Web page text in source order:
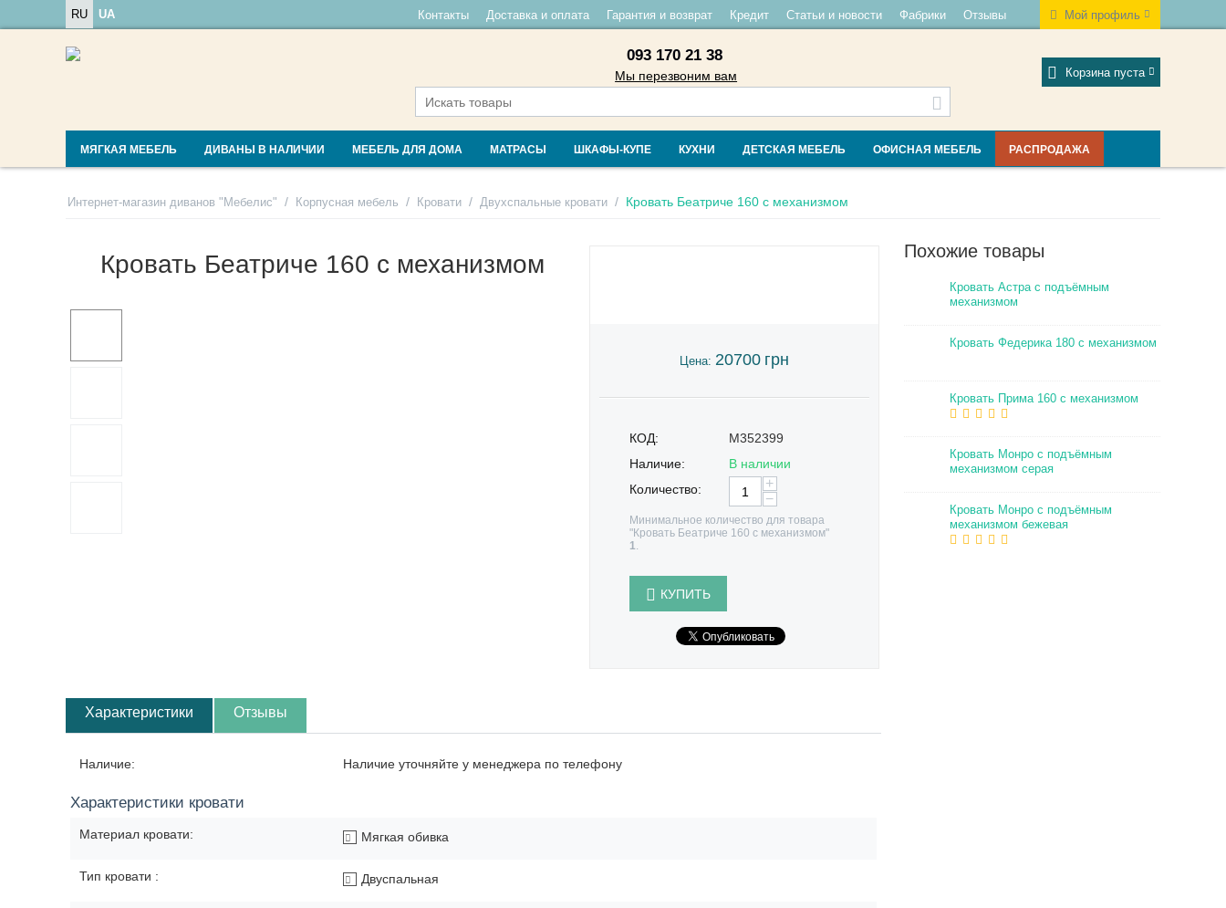
RU UA Мой профиль
Контакты Доставка и оплата Гарантия и возврат Кредит Статьи и новости Фабрики Отзывы
093 170 21 38
Мы перезвоним вам Корзина пуста
МЯГКАЯ МЕБЕЛЬ ДИВАНЫ В НАЛИЧИИ МЕБЕЛЬ ДЛЯ ДОМА МАТРАСЫ ШКАФЫ-КУПЕ КУХНИ ДЕТСКАЯ МЕБЕЛЬ ОФИСНАЯ МЕБЕЛЬ РАСПРОДАЖА
Интернет-магазин диванов "Мебелис" / Корпусная мебель / Кровати / Двухспальные кровати / Кровать Беатриче 160 с механизмом
Кровать Беатриче 160 с механизмом
Цена: 20700 грн
КОД:
M352399
Наличие:
В наличии
Количество:
+
−
Минимальное количество для товара
"Кровать Беатриче 160 с механизмом"
1.
КУПИТЬ
Характеристики Отзывы
Наличие: Наличие уточняйте у менеджера по телефону
Характеристики кровати
Материал кровати: Мягкая обивка
Тип кровати : Двуспальная
Похожие товары
Кровать Астра с подъёмным
механизмом
Кровать Федерика 180 с механизмом
Кровать Прима 160 с механизмом
Кровать Монро с подъёмным
механизмом серая
Кровать Монро с подъёмным
механизмом бежевая